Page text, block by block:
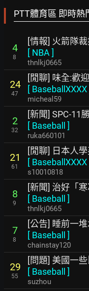
PTT體育區 即時熱
4
8
[情報] 火箭隊
[ NBA]
thnlkj0665
24
47
[閒聊] 味全:歡
[ BaseballXXXX
micheal59
2
32
[新聞] SPC-11
[ Baseball ]
ruka660101
21
61
[閒聊] 日本人
[ BaseballXXXX
s10010818
8
9
[新聞] 治好「
[ Baseball ]
thnlkj0665
7
8
[公告] 睡前一
[ Baseball ]
chainstay120
29
55
[問題] 美國一
[ Baseball ]
suzhou